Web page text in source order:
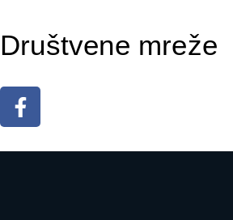
Društvene mreže